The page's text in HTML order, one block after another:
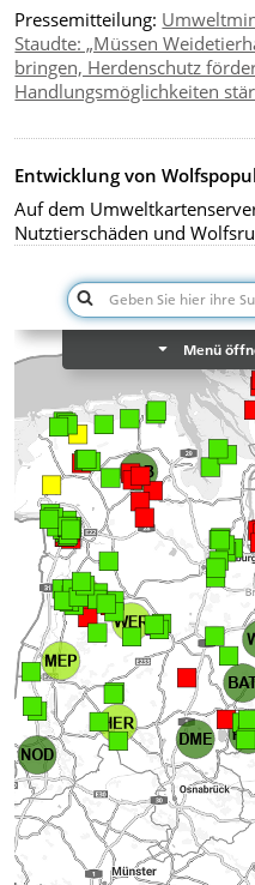
Pressemitteilung:
Staudte: „Müssen
bringen, Herdenschutz
Handlungsmöglichkeiten
Entwicklung von
Auf dem
Nutztierschäden und